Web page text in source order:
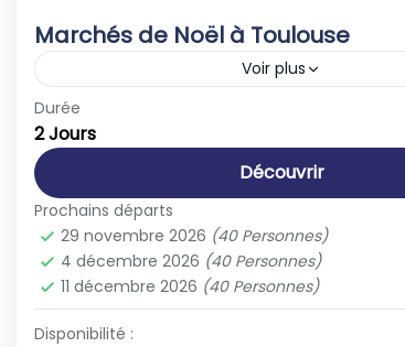
Marchés de Noël à Toulouse
Voir plus
Europe
1-40 People
Durée
2 Jours
Découvrir
Prochains départs
29 novembre 2026 (40 Personnes)
4 décembre 2026 (40 Personnes)
11 décembre 2026 (40 Personnes)
Disponibilité :